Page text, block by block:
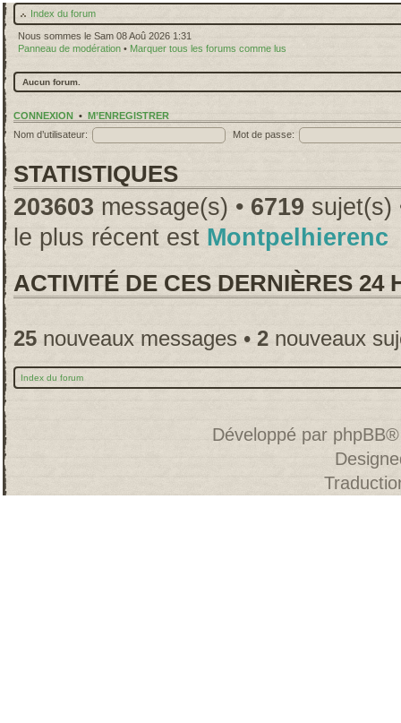
Index du forum
Nous sommes le Sam 08 Aoû 2026 1:31
Panneau de modération • Marquer tous les forums comme lus
Aucun forum.
CONNEXION • M’ENREGISTRER
Nom d’utilisateur:
Mot de passe:
STATISTIQUES
203603 message(s) • 6719 sujet(s)
le plus récent est Montpelhierenc
ACTIVITÉ DE CES DERNIÈRES 24
25 nouveaux messages • 2 nouveaux
Index du forum
Développé par phpBB®